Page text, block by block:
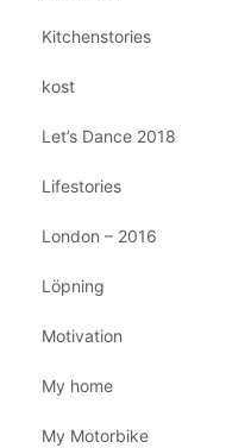
Kitchenstories
kost
Let’s Dance 2018
Lifestories
London – 2016
Löpning
Motivation
My home
My Motorbike